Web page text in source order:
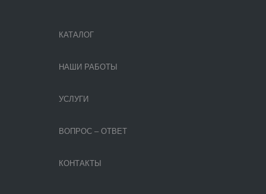
КАТАЛОГ
НАШИ РАБОТЫ
УСЛУГИ
ВОПРОС – ОТВЕТ
КОНТАКТЫ